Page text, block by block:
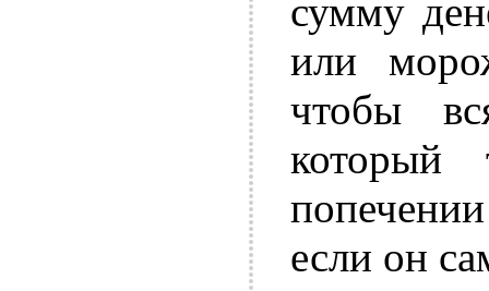
сумму
или
чтобы
который
если он